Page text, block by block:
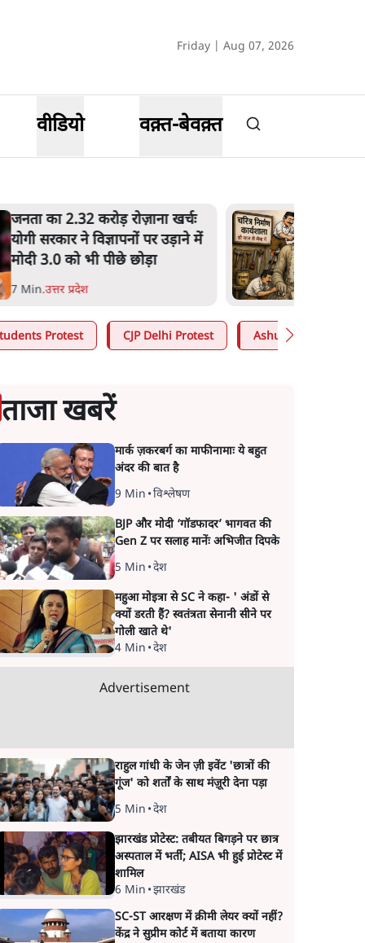
Friday | Aug 07, 2026
वीडियो वक़्त-बेवक़्त
उलटबांसीः राष्ट्र के चरित्र की मरम्मत
जारी है
11 Min.व्यंग्य/उलटबाँसी
Protest CJP Delhi Protest Ashutosh Ki Baat
ताजा खबरें
मार्क ज़करबर्ग का माफीनामाः ये बहुत
अंदर की बात है
9 Min •विश्लेषण
BJP और मोदी ‘गॉडफादर’ भागवत की
Gen Z पर सलाह मानेंः अभिजीत दिपके
5 Min •देश
महुआ मोइत्रा से SC ने कहा- ' अंडों से
क्यों डरती हैं? स्वतंत्रता सेनानी सीने पर
गोली खाते थे'
4 Min •देश
Advertisement
राहुल गांधी के जेन ज़ी इवेंट 'छात्रों की
गूंज' को शर्तों के साथ मंज़ूरी देना पड़ा
5 Min •देश
झारखंड प्रोटेस्ट: तबीयत बिगड़ने पर छात्र
अस्पताल में भर्ती; AISA भी हुई प्रोटेस्ट में
शामिल
6 Min •झारखंड
SC-ST आरक्षण में क्रीमी लेयर क्यों नहीं?
केंद्र ने सुप्रीम कोर्ट में बताया कारण